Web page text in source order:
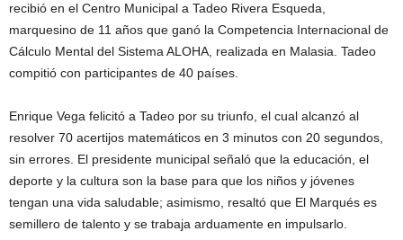
recibió en el Centro Municipal a Tadeo Rivera Esqueda,
marquesino de 11 años que ganó la Competencia Internacional de
Cálculo Mental del Sistema ALOHA, realizada en Malasia. Tadeo
compitió con participantes de 40 países.
Enrique Vega felicitó a Tadeo por su triunfo, el cual alcanzó al
resolver 70 acertijos matemáticos en 3 minutos con 20 segundos,
sin errores. El presidente municipal señaló que la educación, el
deporte y la cultura son la base para que los niños y jóvenes
tengan una vida saludable; asimismo, resaltó que El Marqués es
semillero de talento y se trabaja arduamente en impulsarlo.